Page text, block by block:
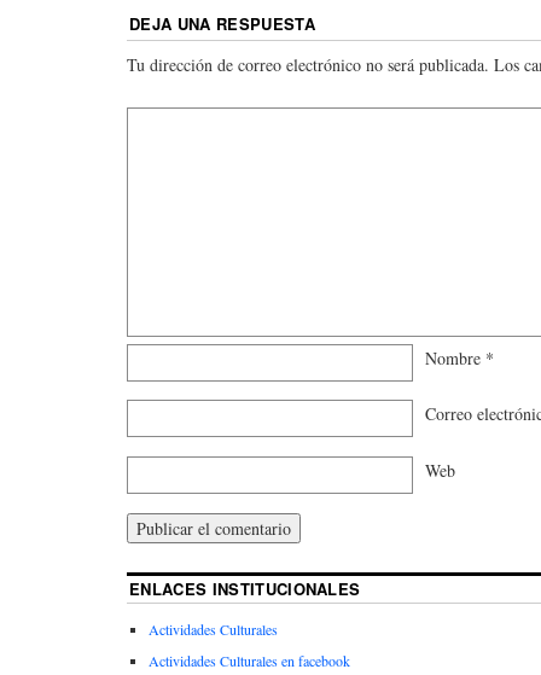
DEJA UNA RESPUESTA
Tu dirección de correo electrónico no será publicada. Los
Nombre *
Correo
Web
ENLACES INSTITUCIONALES
Actividades Culturales
Actividades Culturales en facebook